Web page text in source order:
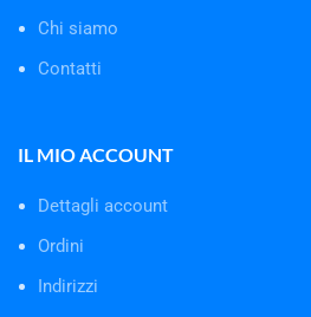
Chi siamo
Contatti
IL MIO ACCOUNT
Dettagli account
Ordini
Indirizzi